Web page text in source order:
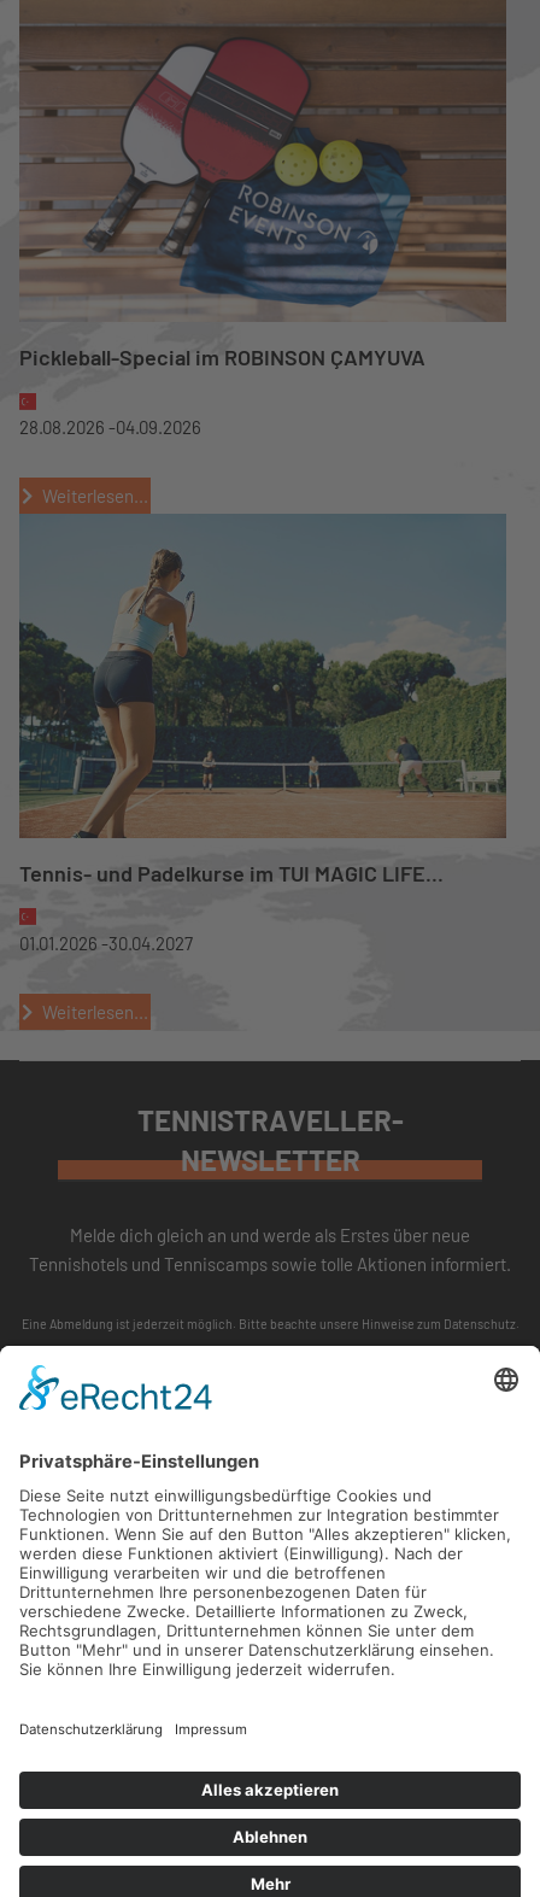
Pickleball-Special im ROBINSON ÇAMYUVA
28.08.2026 -04.09.2026
Weiterlesen...
Tennis- und Padelkurse im TUI MAGIC LIFE...
01.01.2026 -30.04.2027
Weiterlesen...
TENNISTRAVELLER-
NEWSLETTER
Melde dich gleich an und werde als Erstes über neue
Tennishotels und Tenniscamps sowie tolle Aktionen informiert.
Eine Abmeldung ist jederzeit möglich. Bitte beachte unsere Hinweise zum Datenschutz.
ABONNIEREN
FOLLOW US
IMPRESSUM
© 2026 TENNISTRAVELLER. ALLE RECHTE VORBEHALTEN.